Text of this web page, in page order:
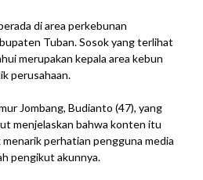
di area perkebunan
Tuban. Sosok yang terlihat
merupakan kepala area kebun
perusahaan.
Jombang, Budianto (47), yang
menjelaskan bahwa konten itu
perhatian pengguna media
pengikut akunnya.